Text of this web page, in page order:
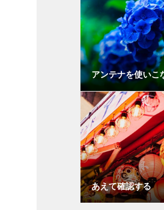
アンテナを使いこ
あえて確認する